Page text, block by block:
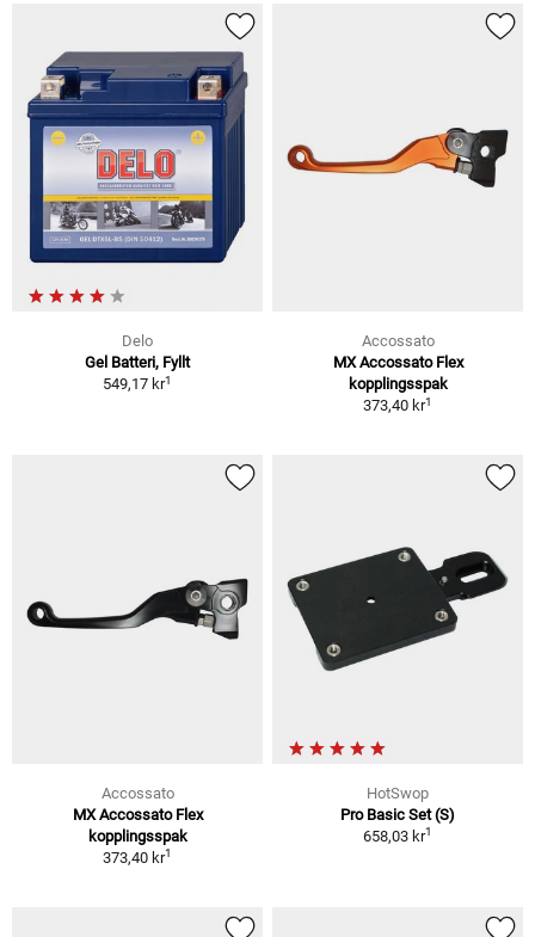
Delo
Gel Batteri, Fyllt
549,17 kr1
Accossato
MX Accossato Flex
kopplingsspak
373,40 kr1
Accossato
MX Accossato Flex
kopplingsspak
373,40 kr1
HotSwop
Pro Basic Set (S)
658,03 kr1